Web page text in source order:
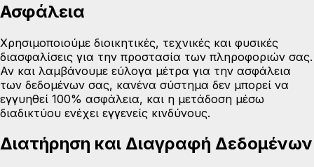
Ασφάλεια
Χρησιμοποιούμε διοικητικές, τεχνικές και φυσικές
διασφαλίσεις για την προστασία των πληροφοριών σας.
Αν και λαμβάνουμε εύλογα μέτρα για την ασφάλεια
των δεδομένων σας, κανένα σύστημα δεν μπορεί να
εγγυηθεί 100% ασφάλεια, και η μετάδοση μέσω
διαδικτύου ενέχει εγγενείς κινδύνους.
Διατήρηση και Διαγραφή Δεδομένων